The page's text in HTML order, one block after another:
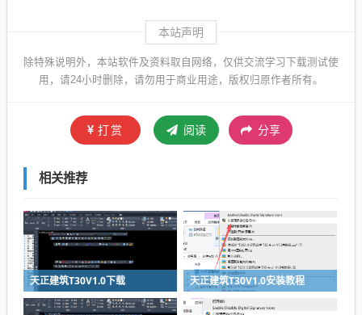
本站声明
除特殊说明外，本站软件及资料取自网络，仅供交流学习下载测试使
用，请24小时删除，请勿用于商业用途，版权归原作者所有。
打赏 阅读 分享
相关推荐
天正建筑T30V1.0下载 天正建筑T30V1.0安装教程